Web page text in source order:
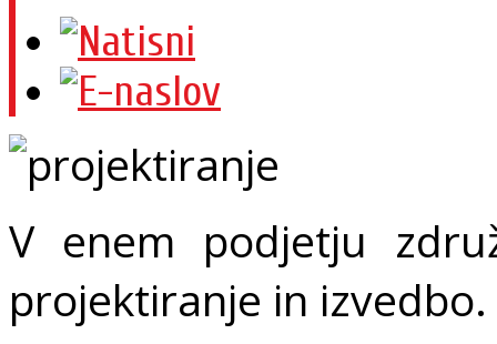
V enem podjetju
projektiranje in izvedbo.